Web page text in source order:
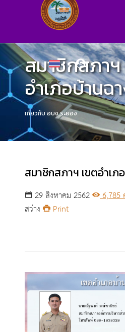
สมาชิกสภาฯ
อำเภอบ้านฉ
เกี่ยวกับ อบจ.ระยอง
สมาชิกสภาฯ เขตอำเภ
29 สิงหาคม 2562 6,785
สว่าง
Print